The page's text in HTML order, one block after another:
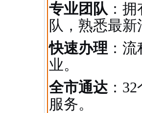
专业团队 ：
队，熟悉最新
快速办理 ：
业。
全市通达：32
服务。